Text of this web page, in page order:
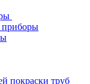
приборы
покраски труб